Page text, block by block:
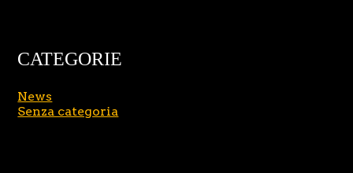
CATEGORIE
News
Senza categoria